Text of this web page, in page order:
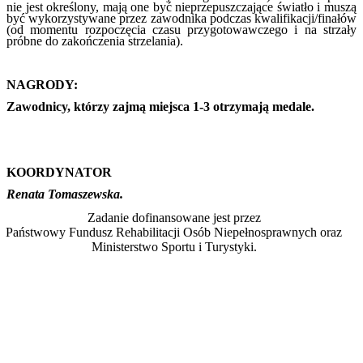
nie jest określony, mają one być nieprzepuszczające światło i muszą
być wykorzystywane przez zawodnika podczas kwalifikacji/finałów
(od momentu rozpoczęcia czasu przygotowawczego i na strzały
próbne do zakończenia strzelania).
NAGRODY:
Zawodnicy, którzy zajmą miejsca 1-3 otrzymają medale.
KOORDYNATOR
Renata Tomaszewska.
Zadanie dofinansowane jest przez
Państwowy Fundusz Rehabilitacji Osób Niepełnosprawnych oraz
Ministerstwo Sportu i Turystyki.